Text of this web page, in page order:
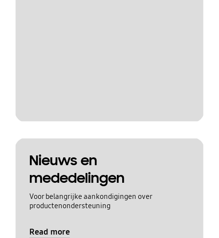
Nieuws en
mededelingen
Voor belangrijke aankondigingen over
productenondersteuning
Read more